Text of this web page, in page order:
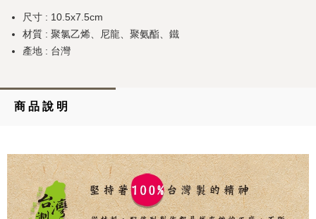
尺寸 : 10.5x7.5cm
材質 : 聚氯乙烯、尼龍、聚氨酯、鐵
產地 : 台灣
商 品 說 明